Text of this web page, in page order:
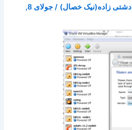
دشتی زاده(نیک خصال)/
جولای 8,